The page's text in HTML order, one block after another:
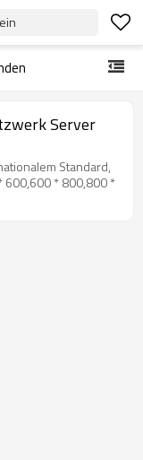
Server
Standard,
600,600 * 800,800 *